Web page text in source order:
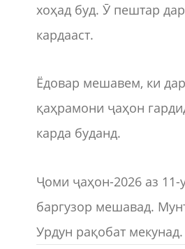
хоҳад буд. Ӯ пештар
кардааст.
Ёдовар мешавем, ки
қаҳрамони ҷаҳон
карда буданд.
Ҷоми ҷаҳон-2026 аз
баргузор мешавад.
Урдун рақобат мекунад.